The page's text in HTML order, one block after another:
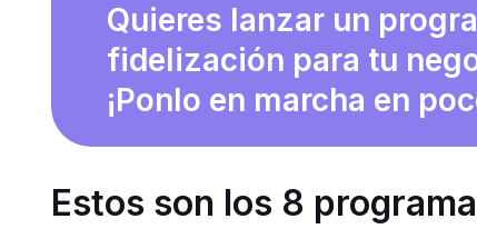
Quieres lanzar un
fidelización para tu
¡Ponlo en marcha en
Estos son los 8